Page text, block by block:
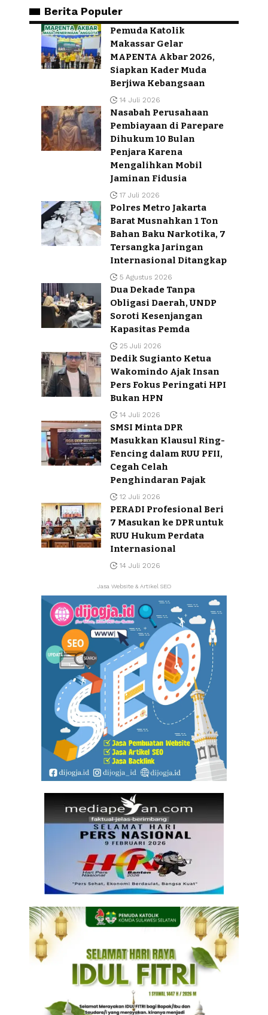
Berita Populer
Pemuda Katolik
Makassar Gelar
MAPENTA Akbar 2026,
Siapkan Kader Muda
Berjiwa Kebangsaan
14 Juli 2026
Nasabah Perusahaan
Pembiayaan di Parepare
Dihukum 10 Bulan
Penjara Karena
Mengalihkan Mobil
Jaminan Fidusia
17 Juli 2026
Polres Metro Jakarta
Barat Musnahkan 1 Ton
Bahan Baku Narkotika, 7
Tersangka Jaringan
Internasional Ditangkap
5 Agustus 2026
Dua Dekade Tanpa
Obligasi Daerah, UNDP
Soroti Kesenjangan
Kapasitas Pemda
25 Juli 2026
Dedik Sugianto Ketua
Wakomindo Ajak Insan
Pers Fokus Peringati HPI
Bukan HPN
14 Juli 2026
SMSI Minta DPR
Masukkan Klausul Ring-
Fencing dalam RUU PFII,
Cegah Celah
Penghindaran Pajak
12 Juli 2026
PERADI Profesional Beri
7 Masukan ke DPR untuk
RUU Hukum Perdata
Internasional
14 Juli 2026
Jasa Website & Artikel SEO